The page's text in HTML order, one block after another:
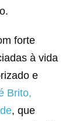
forte
à vida
e
Brito,
, que